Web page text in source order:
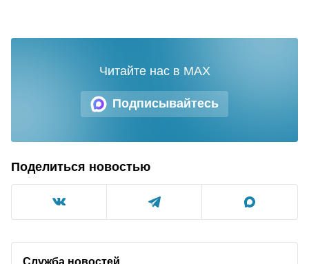
Подписывайтесь
Читайте нас в MAX
Поделиться новостью
Служба новостей